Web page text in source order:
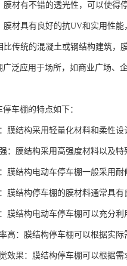
膜材有不错的透光性，可以使得
膜材具有良好的抗UV和实用性能
比传统的混凝土或钢结构建筑，
广泛应用于场所，如商业广场、
车棚的特点如下：
膜结构采用轻量化材料和柔性
：膜结构采用高强度材料以及
膜结构电动车停车棚一般采用
膜结构停车棚的膜材料通常具
膜结构电动车停车棚可以充分
高：膜结构停车棚可以根据实
效果：膜结构停车棚可以根据